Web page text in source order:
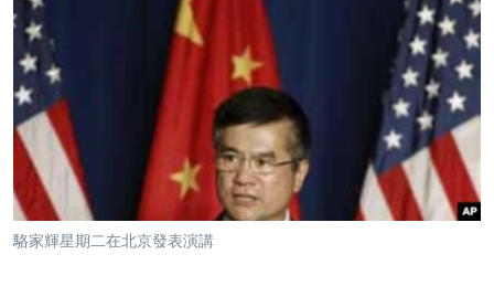
轉
航
轉
檢
索
新聞自由
揭謊頻道
美國
中國
國際
經貿
駱家輝星期二在北京發表演講